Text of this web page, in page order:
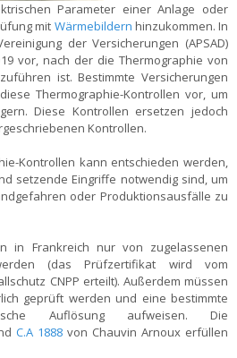
Parameter einer Anlage oder
mit Wärmebildern hinzukommen. In
der Versicherungen (APSAD)
vor, nach der die Thermographie von
ist. Bestimmte Versicherungen
Thermographie-Kontrollen vor, um
Diese Kontrollen ersetzen jedoch
Kontrollen.
Kontrollen kann entschieden werden,
setzende Eingriffe notwendig sind, um
oder Produktionsausfälle zu
in Frankreich nur von zugelassenen
(das Prüfzertifikat wird vom
CNPP erteilt). Außerdem müssen
geprüft werden und eine bestimmte
Auflösung aufweisen. Die
C.A 1888 von Chauvin Arnoux erfüllen